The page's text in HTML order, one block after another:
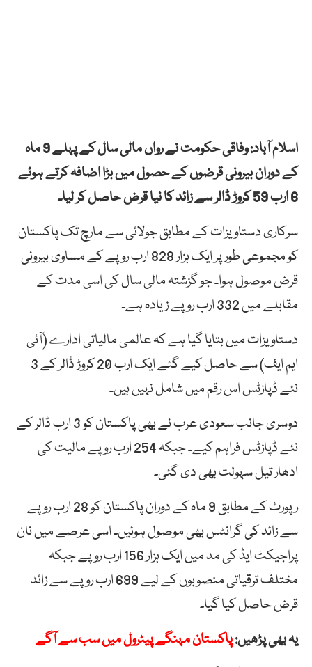
اسلام آباد: وفاقی حکومت نے رواں مالی سال کے پہلے 9 ماہ
کے دوران بیرونی قرضوں کے حصول میں بڑا اضافہ کرتے ہوئے
6 ارب 59 کروڑ ڈالر سے زائد کا نیا قرض حاصل کر لیا۔
سرکاری دستاویزات کے مطابق جولائی سے مارچ تک پاکستان
کو مجموعی طور پر ایک ہزار 828 ارب روپے کے مساوی بیرونی
قرض موصول ہوا۔ جو گزشتہ مالی سال کی اسی مدت کے
مقابلے میں 332 ارب روپے زیادہ ہے۔
دستاویزات میں بتایا گیا ہے کہ عالمی مالیاتی ادارے (آئی
ایم ایف) سے حاصل کیے گئے ایک ارب 20 کروڑ ڈالر کے 3
نئے ڈپازٹس اس رقم میں شامل نہیں ہیں۔
دوسری جانب سعودی عرب نے بھی پاکستان کو 3 ارب ڈالر کے
نئے ڈپازٹس فراہم کیے۔ جبکہ 254 ارب روپے مالیت کی
ادھار تیل سہولت بھی دی گئی۔
رپورٹ کے مطابق 9 ماہ کے دوران پاکستان کو 28 ارب روپے
سے زائد کی گرانٹس بھی موصول ہوئیں۔ اسی عرصے میں نان
پراجیکٹ ایڈ کی مد میں ایک ہزار 156 ارب روپے جبکہ
مختلف ترقیاتی منصوبوں کے لیے 699 ارب روپے سے زائد
قرض حاصل کیا گیا۔
یہ بھی پڑھیں:پاکستان مہنگے پیٹرول میں سب سے آگے